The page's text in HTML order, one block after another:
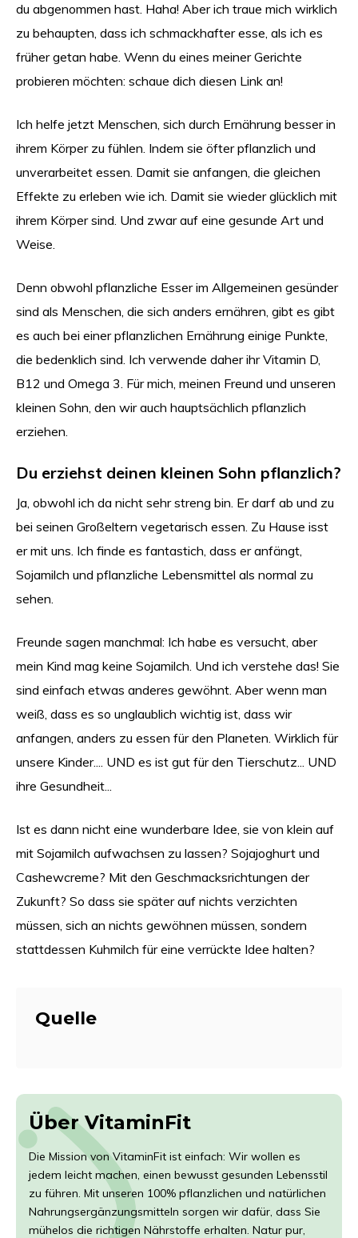
du abgenommen hast. Haha! Aber ich traue mich wirklich
zu behaupten, dass ich schmackhafter esse, als ich es
früher getan habe. Wenn du eines meiner Gerichte
probieren möchten: schaue dich diesen Link an!
Ich helfe jetzt Menschen, sich durch Ernährung besser in
ihrem Körper zu fühlen. Indem sie öfter pflanzlich und
unverarbeitet essen. Damit sie anfangen, die gleichen
Effekte zu erleben wie ich. Damit sie wieder glücklich mit
ihrem Körper sind. Und zwar auf eine gesunde Art und
Weise.
Denn obwohl pflanzliche Esser im Allgemeinen gesünder
sind als Menschen, die sich anders ernähren, gibt es gibt
es auch bei einer pflanzlichen Ernährung einige Punkte,
die bedenklich sind. Ich verwende daher ihr Vitamin D,
B12 und Omega 3. Für mich, meinen Freund und unseren
kleinen Sohn, den wir auch hauptsächlich pflanzlich
erziehen.
Du erziehst deinen kleinen Sohn pflanzlich?
Ja, obwohl ich da nicht sehr streng bin. Er darf ab und zu
bei seinen Großeltern vegetarisch essen. Zu Hause isst
er mit uns. Ich finde es fantastich, dass er anfängt,
Sojamilch und pflanzliche Lebensmittel als normal zu
sehen.
Freunde sagen manchmal: Ich habe es versucht, aber
mein Kind mag keine Sojamilch. Und ich verstehe das! Sie
sind einfach etwas anderes gewöhnt. Aber wenn man
weiß, dass es so unglaublich wichtig ist, dass wir
anfangen, anders zu essen für den Planeten. Wirklich für
unsere Kinder.... UND es ist gut für den Tierschutz... UND
ihre Gesundheit...
Ist es dann nicht eine wunderbare Idee, sie von klein auf
mit Sojamilch aufwachsen zu lassen? Sojajoghurt und
Cashewcreme? Mit den Geschmacksrichtungen der
Zukunft? So dass sie später auf nichts verzichten
müssen, sich an nichts gewöhnen müssen, sondern
stattdessen Kuhmilch für eine verrückte Idee halten?
Quelle
Über VitaminFit
Die Mission von VitaminFit ist einfach: Wir wollen es
jedem leicht machen, einen bewusst gesunden Lebensstil
zu führen. Mit unseren 100% pflanzlichen und natürlichen
Nahrungsergänzungsmitteln sorgen wir dafür, dass Sie
mühelos die richtigen Nährstoffe erhalten. Natur pur,